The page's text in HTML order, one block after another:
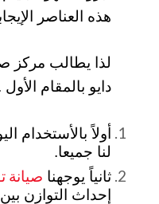
هذه العناصر
دايو بالمقام الأول
أولاً بالأستخدام
لنا جميعا.
ثانياً يوجهنا صيانة
إحداث التوازن